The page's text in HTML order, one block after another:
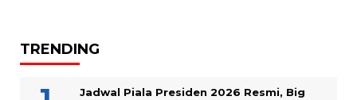
TRENDING
Jadwal Piala Presiden 2026 Resmi, Big